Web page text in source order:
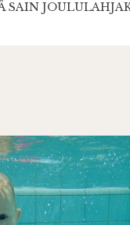
SAIN